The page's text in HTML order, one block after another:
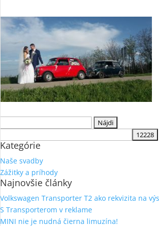
Kategórie
Naše svadby
Zážitky a príhody
Najnovšie články
Volkswagen Transporter T2 ako rekvizita na
S Transporterom v reklame
MINI nie je nudná čierna limuzína!